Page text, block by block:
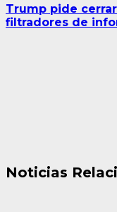
Trump pide
filtradores de
Noticias